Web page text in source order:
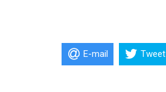
E-mail Tweet